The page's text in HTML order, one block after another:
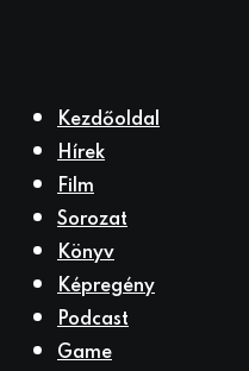
Kezdőoldal
Hírek
Film
Sorozat
Könyv
Képregény
Podcast
Game